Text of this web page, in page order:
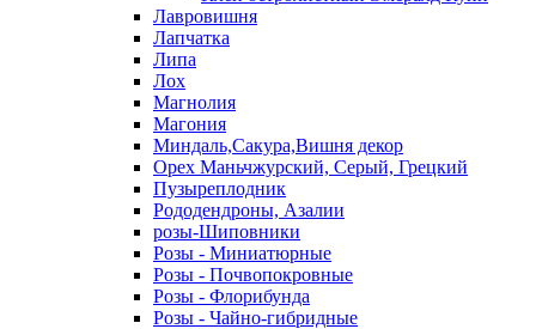
Лавровишня
Лапчатка
Липа
Лох
Магнолия
Магония
Миндаль,Сакура,Вишня декор
Орех Маньчжурский, Серый, Грецкий
Пузыреплодник
Рододендроны, Азалии
розы-Шиповники
Розы - Миниатюрные
Розы - Почвопокровные
Розы - Флорибунда
Розы - Чайно-гибридные